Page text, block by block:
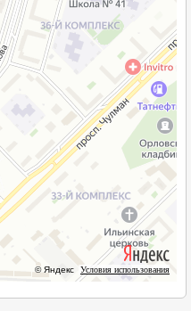
© Яндекс Условия использования